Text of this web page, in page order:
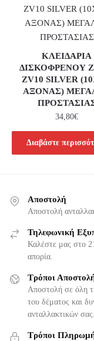
ΚΛΕΙΔΑΡΙΑ
ΔΙΣΚΟΦΡΕΝΟΥ
ZV10 SILVER
ΑΞΟΝΑΣ)
34,80€
Διαβάστε
Αποστολή
Αποστολή
Τηλεφωνική
Καλέστε μας στο
απορία.
Τρόποι
Αποστολή σε όλη
του δέματος και
ανταλλακτικών σας.
Τρόποι